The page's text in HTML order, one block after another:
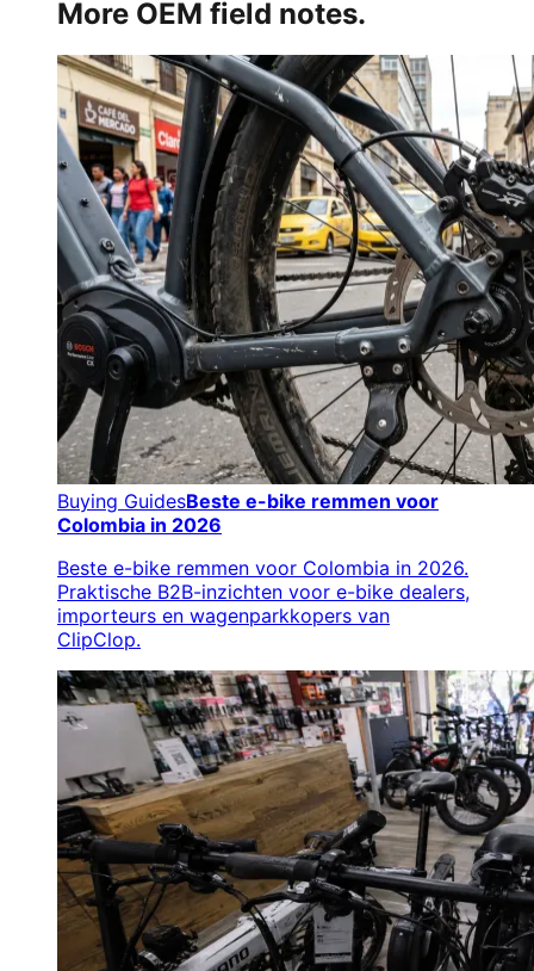
More OEM field notes.
Buying GuidesBeste e-bike remmen voor
Colombia in 2026
Beste e-bike remmen voor Colombia in 2026.
Praktische B2B-inzichten voor e-bike dealers,
importeurs en wagenparkkopers van
ClipClop.